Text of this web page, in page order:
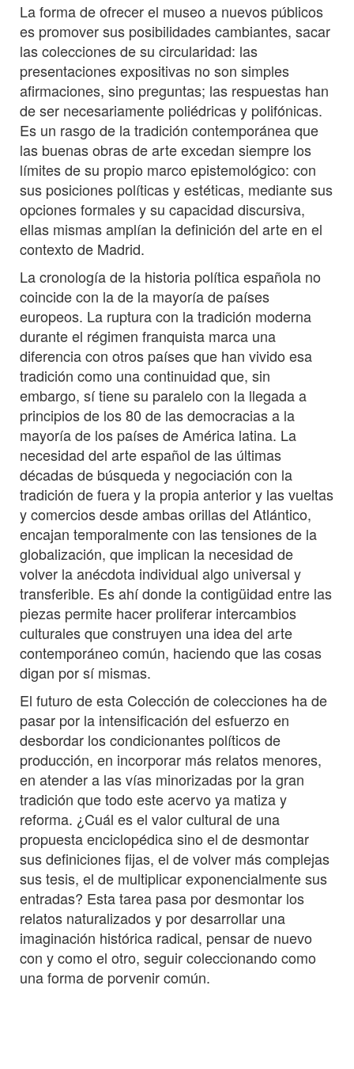
La forma de ofrecer el museo a nuevos públicos
es promover sus posibilidades cambiantes, sacar
las colecciones de su circularidad: las
presentaciones expositivas no son simples
afirmaciones, sino preguntas; las respuestas han
de ser necesariamente poliédricas y polifónicas.
Es un rasgo de la tradición contemporánea que
las buenas obras de arte excedan siempre los
límites de su propio marco epistemológico: con
sus posiciones políticas y estéticas, mediante sus
opciones formales y su capacidad discursiva,
ellas mismas amplían la definición del arte en el
contexto de Madrid.
La cronología de la historia política española no
coincide con la de la mayoría de países
europeos. La ruptura con la tradición moderna
durante el régimen franquista marca una
diferencia con otros países que han vivido esa
tradición como una continuidad que, sin
embargo, sí tiene su paralelo con la llegada a
principios de los 80 de las democracias a la
mayoría de los países de América latina. La
necesidad del arte español de las últimas
décadas de búsqueda y negociación con la
tradición de fuera y la propia anterior y las vueltas
y comercios desde ambas orillas del Atlántico,
encajan temporalmente con las tensiones de la
globalización, que implican la necesidad de
volver la anécdota individual algo universal y
transferible. Es ahí donde la contigüidad entre las
piezas permite hacer proliferar intercambios
culturales que construyen una idea del arte
contemporáneo común, haciendo que las cosas
digan por sí mismas.
El futuro de esta Colección de colecciones ha de
pasar por la intensificación del esfuerzo en
desbordar los condicionantes políticos de
producción, en incorporar más relatos menores,
en atender a las vías minorizadas por la gran
tradición que todo este acervo ya matiza y
reforma. ¿Cuál es el valor cultural de una
propuesta enciclopédica sino el de desmontar
sus definiciones fijas, el de volver más complejas
sus tesis, el de multiplicar exponencialmente sus
entradas? Esta tarea pasa por desmontar los
relatos naturalizados y por desarrollar una
imaginación histórica radical, pensar de nuevo
con y como el otro, seguir coleccionando como
una forma de porvenir común.